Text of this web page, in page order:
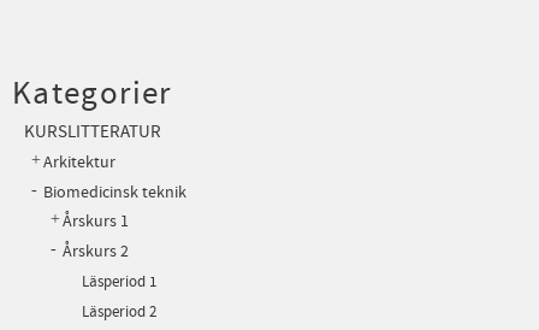
Kategorier
KURSLITTERATUR
Arkitektur
Biomedicinsk teknik
Årskurs 1
Årskurs 2
Läsperiod 1
Läsperiod 2